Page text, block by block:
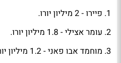
1. פיירו - 2 מיליון יורו.
2. עומר אצילי - 1.8 מיליון יורו.
3. מוחמד אבו פאני - 1.2 מיליון יורו.